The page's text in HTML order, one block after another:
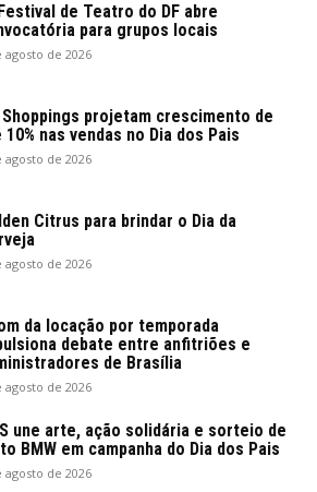
de Teatro do DF abre
para grupos locais
agosto de 2026
Shoppings projetam crescimento de
10% nas vendas no Dia dos Pais
agosto de 2026
Citrus para brindar o Dia da
agosto de 2026
da locação por temporada
debate entre anfitriões e
de Brasília
agosto de 2026
une arte, ação solidária e sorteio de
BMW em campanha do Dia dos Pais
agosto de 2026